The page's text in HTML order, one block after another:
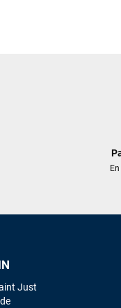
Just